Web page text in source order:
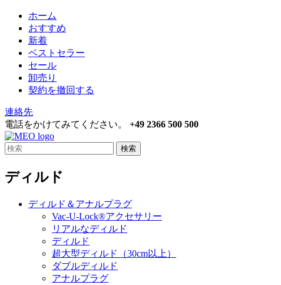
ホーム
おすすめ
新着
ベストセラー
セール
卸売り
契約を撤回する
連絡先
電話をかけてみてください。 +49 2366 500 500
検索
ディルド
ディルド＆アナルプラグ
Vac-U-Lock®アクセサリー
リアルなディルド
ディルド
超大型ディルド（30cm以上）
ダブルディルド
アナルプラグ